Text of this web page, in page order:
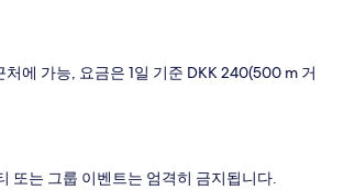
처에 가능, 요금은 1일 기준 DKK 240(500 m 거
또는 그룹 이벤트는 엄격히 금지됩니다.